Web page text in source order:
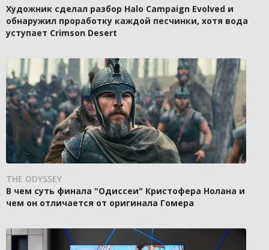
Художник сделал разбор Halo Campaign Evolved и
обнаружил проработку каждой песчинки, хотя вода
уступает Crimson Desert
THE ODYSSEY
В чем суть финала "Одиссеи" Кристофера Нолана и
чем он отличается от оригинала Гомера